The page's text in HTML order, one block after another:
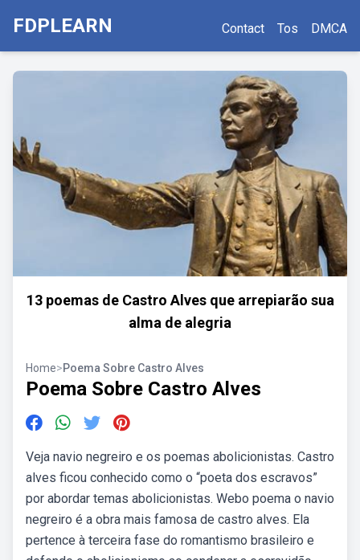
FDPLEARN Contact Tos DMCA
13 poemas de Castro Alves que arrepiarão sua
alma de alegria
Home>Poema Sobre Castro Alves
Poema Sobre Castro Alves
Veja navio negreiro e os poemas abolicionistas. Castro
alves ficou conhecido como o “poeta dos escravos”
por abordar temas abolicionistas. Webo poema o navio
negreiro é a obra mais famosa de castro alves. Ela
pertence à terceira fase do romantismo brasileiro e